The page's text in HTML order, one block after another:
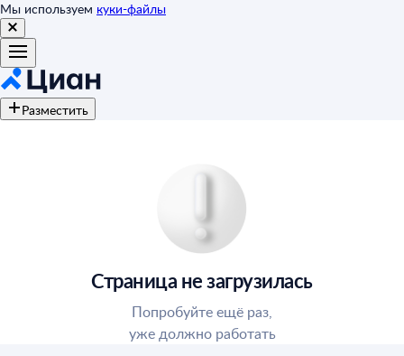
Мы используем куки-файлы
Разместить
Страница не загрузилась
Попробуйте ещё раз,
уже должно работать